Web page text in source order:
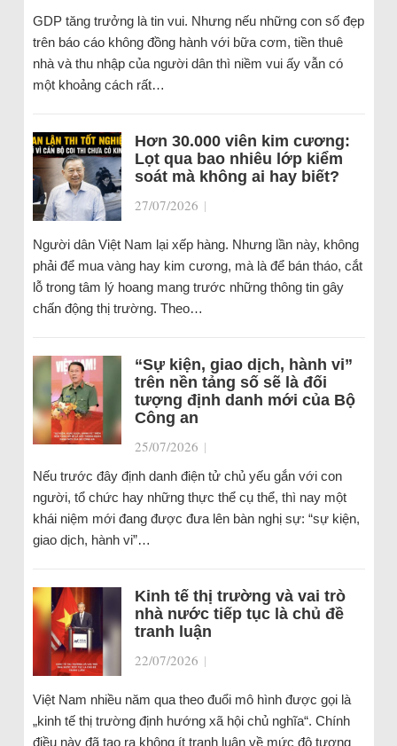
GDP tăng trưởng là tin vui. Nhưng nếu những con số đẹp
trên báo cáo không đồng hành với bữa cơm, tiền thuê
nhà và thu nhập của người dân thì niềm vui ấy vẫn có
một khoảng cách rất…
Hơn 30.000 viên kim cương:
Lọt qua bao nhiêu lớp kiểm
soát mà không ai hay biết?
27/07/2026 |
Người dân Việt Nam lại xếp hàng. Nhưng lần này, không
phải để mua vàng hay kim cương, mà là để bán tháo, cắt
lỗ trong tâm lý hoang mang trước những thông tin gây
chấn động thị trường. Theo…
“Sự kiện, giao dịch, hành vi”
trên nền tảng số sẽ là đối
tượng định danh mới của Bộ
Công an
25/07/2026 |
Nếu trước đây định danh điện tử chủ yếu gắn với con
người, tổ chức hay những thực thể cụ thể, thì nay một
khái niệm mới đang được đưa lên bàn nghị sự: “sự kiện,
giao dịch, hành vi”…
Kinh tế thị trường và vai trò
nhà nước tiếp tục là chủ đề
tranh luận
22/07/2026 |
Việt Nam nhiều năm qua theo đuổi mô hình được gọi là
„kinh tế thị trường định hướng xã hội chủ nghĩa“. Chính
điều này đã tạo ra không ít tranh luận về mức độ tương